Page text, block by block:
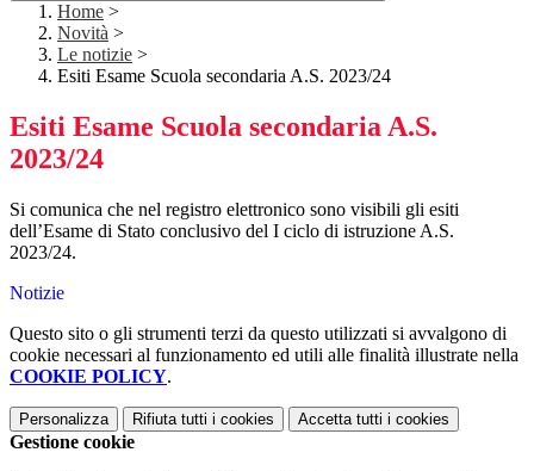
Home >
Novità >
Le notizie >
Esiti Esame Scuola secondaria A.S. 2023/24
Esiti Esame Scuola secondaria A.S.
2023/24
Si comunica che nel registro elettronico sono visibili gli esiti
dell’Esame di Stato conclusivo del I ciclo di istruzione A.S.
2023/24.
Notizie
Questo sito o gli strumenti terzi da questo utilizzati si avvalgono di
cookie necessari al funzionamento ed utili alle finalità illustrate nella
COOKIE POLICY.
Personalizza Rifiuta tutti i cookies Accetta tutti i cookies
Gestione cookie